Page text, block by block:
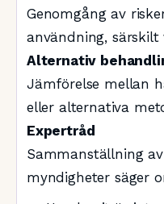
Genomgång av
användning,
Alternativ
Jämförelse mellan
eller alternativa
Expertråd
Sammanställning
myndigheter säger